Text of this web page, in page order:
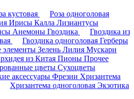
кустовая
Роза одноголовая
Ирисы Калла Лизиантусы
Анемоны Гвоздика
Гвоздика из
Гвоздика одноголовая Герберы
элементы Зелень Лилия Мускари
из Китая Пионы Прочее
цветы Сухоцветы
аксессуары Фрезии Хризантема
Хризантема одноголовая Экзотика